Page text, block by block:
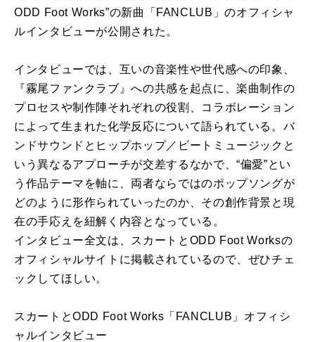
ODD Foot Works”の新曲「FANCLUB」のオフィシャ
ルインタビューが公開された。
インタビューでは、互いの音楽性や世代感への印象、
『霧尾ファンクラブ』への共感を起点に、楽曲制作の
プロセスや制作陣それぞれの役割、コラボレーション
によって生まれた化学反応について語られている。バ
ンドサウンドとヒップホップ／ビートミュージックと
いう異なるアプローチが交差するなかで、“偏愛”とい
う作品テーマを軸に、両者ならではのポップソングが
どのように形作られていったのか、その創作背景と現
在の手応えを紐解く内容となっている。
インタビュー全文は、スカートとODD Foot Worksの
オフィシャルサイトに掲載されているので、ぜひチェ
ックしてほしい。
スカートとODD Foot Works「FANCLUB」オフィシ
ャルインタビュー